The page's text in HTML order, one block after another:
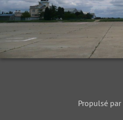
Propulsé par